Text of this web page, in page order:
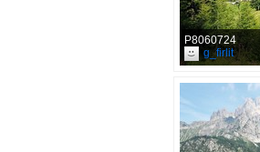
P8060724
g_firlit